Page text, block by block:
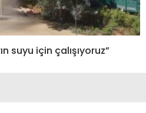
suyu için çalışıyoruz”